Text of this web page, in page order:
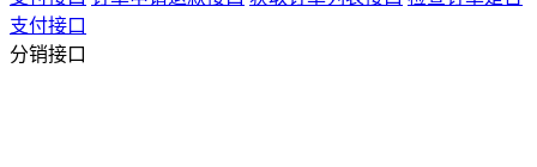
支付接口
分销接口